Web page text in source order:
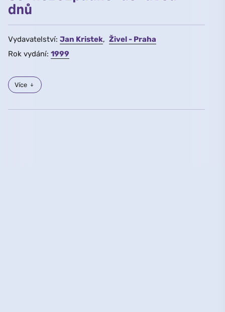
dnů
Vydavatelství: Jan Kristek
Živel - Praha
Rok vydání: 1999
Více